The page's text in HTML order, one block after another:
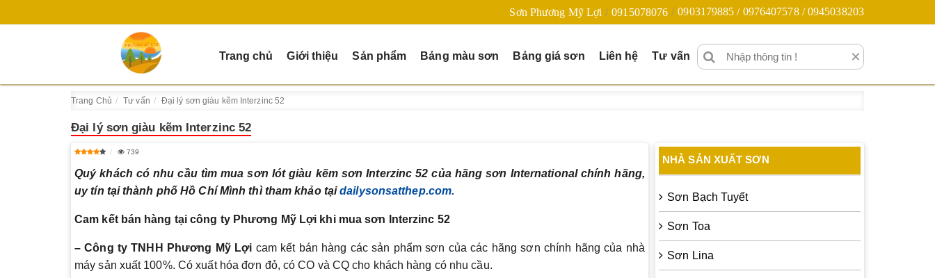
Sơn Phương Mỹ Lợi 0915078076 0903179885 / 0976407578 / 0945038203
Trang chủ Giới thiệu Sản phẩm Bảng màu sơn Bảng giá sơn Liên hệ Tư vấn ×
Trang Chủ Tư vấn Đại lý sơn giàu kẽm Interzinc 52
Đại lý sơn giàu kẽm Interzinc 52
739
Quý khách có nhu cầu tìm mua sơn lót giàu kẽm sơn Interzinc 52 của hãng sơn International chính hãng,
uy tín tại thành phố Hồ Chí Mình thì tham khảo tạidailysonsatthep.com.
Cam kết bán hàng tại công ty Phương Mỹ Lợi khi mua sơn Interzinc 52
– Công ty TNHH Phương Mỹ Lợi cam kết bán hàng các sản phẩm sơn của các hãng sơn chính hãng của nhà
máy sản xuất 100%. Có xuất hóa đơn đỏ, có CO và CQ cho khách hàng có nhu cầu.
NHÀ SẢN XUẤT SƠN
Sơn Bạch Tuyết
Sơn Toa
Sơn Lina